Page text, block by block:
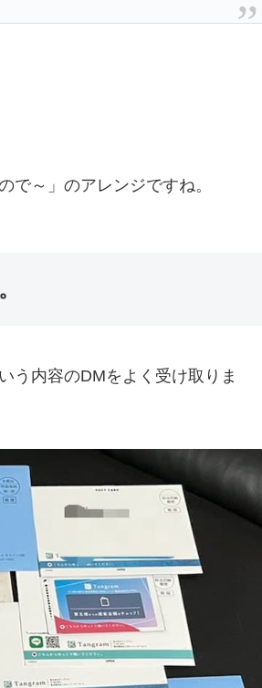
で～」のアレンジですね。
う内容のDMをよく受け取りま